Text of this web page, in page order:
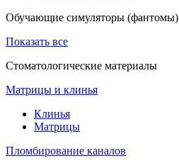
Обучающие симуляторы (фантомы)
Показать все
Стоматологические материалы
Матрицы и клинья
Клинья
Матрицы
Пломбирование каналов